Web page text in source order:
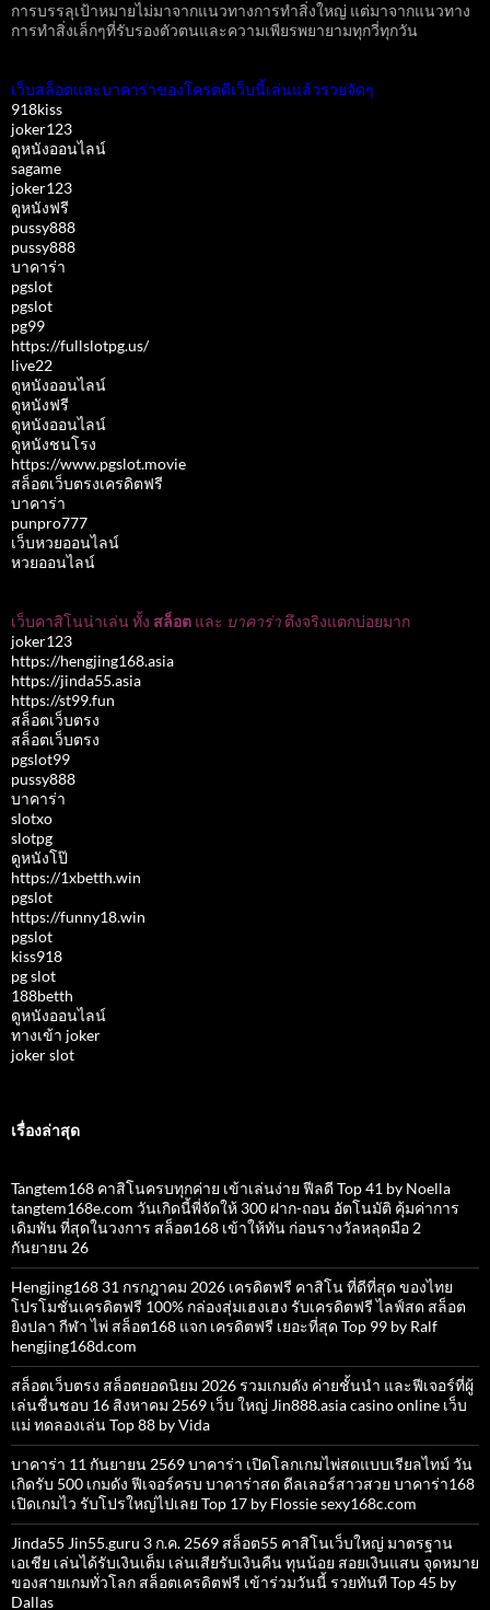
การบรรลุเป้าหมายไม่มาจากแนวทางการทำสิ่งใหญ่ แต่มาจากแนวทาง
การทำสิ่งเล็กๆที่รับรองตัวตนและความเพียรพยายามทุกวี่ทุกวัน
เว็บสล็อตและบาคาร่าของโครตดีเว็บนี้เล่นแล้วรวยจัดๆ
918kiss
joker123
ดูหนังออนไลน์
sagame
joker123
ดูหนังฟรี
pussy888
pussy888
บาคาร่า
pgslot
pgslot
pg99
https://fullslotpg.us/
live22
ดูหนังออนไลน์
ดูหนังฟรี
ดูหนังออนไลน์
ดูหนังชนโรง
https://www.pgslot.movie
สล็อตเว็บตรงเครดิตฟรี
บาคาร่า
punpro777
เว็บหวยออนไลน์
หวยออนไลน์
เว็บคาสิโนน่าเล่น ทั้ง สล็อต และ บาคาร่า ตึงจริงแตกบ่อยมาก
joker123
https://hengjing168.asia
https://jinda55.asia
https://st99.fun
สล็อตเว็บตรง
สล็อตเว็บตรง
pgslot99
pussy888
บาคาร่า
slotxo
slotpg
ดูหนังโป๊
https://1xbetth.win
pgslot
https://funny18.win
pgslot
kiss918
pg slot
188betth
ดูหนังออนไลน์
ทางเข้า joker
joker slot
เรื่องล่าสุด
Tangtem168 คาสิโนครบทุกค่าย เข้าเล่นง่าย ฟีลดี Top 41 by Noella
tangtem168e.com วันเกิดนี้พี่จัดให้ 300 ฝาก-ถอน อัตโนมัติ คุ้มค่าการ
เดิมพัน ที่สุดในวงการ สล็อต168 เข้าให้ทัน ก่อนรางวัลหลุดมือ 2
กันยายน 26
Hengjing168 31 กรกฎาคม 2026 เครดิตฟรี คาสิโน ที่ดีที่สุด ของไทย
โปรโมชั่นเครดิตฟรี 100% กล่องสุ่มเฮงเฮง รับเครดิตฟรี ไลฟ์สด สล็อต
ยิงปลา กีฬา ไพ่ สล็อต168 แจก เครดิตฟรี เยอะที่สุด Top 99 by Ralf
hengjing168d.com
สล็อตเว็บตรง สล็อตยอดนิยม 2026 รวมเกมดัง ค่ายชั้นนำ และฟีเจอร์ที่ผู้
เล่นชื่นชอบ 16 สิงหาคม 2569 เว็บ ใหญ่ Jin888.asia casino online เว็บ
แม่ ทดลองเล่น Top 88 by Vida
บาคาร่า 11 กันยายน 2569 บาคาร่า เปิดโลกเกมไพ่สดแบบเรียลไทม์ วัน
เกิดรับ 500 เกมดัง ฟีเจอร์ครบ บาคาร่าสด ดีลเลอร์สาวสวย บาคาร่า168
เปิดเกมไว รับโปรใหญ่ไปเลย Top 17 by Flossie sexy168c.com
Jinda55 Jin55.guru 3 ก.ค. 2569 สล็อต55 คาสิโนเว็บใหญ่ มาตรฐาน
เอเชีย เล่นได้รับเงินเต็ม เล่นเสียรับเงินคืน ทุนน้อย สอยเงินแสน จุดหมาย
ของสายเกมทั่วโลก สล็อตเครดิตฟรี เข้าร่วมวันนี้ รวยทันที Top 45 by
Dallas